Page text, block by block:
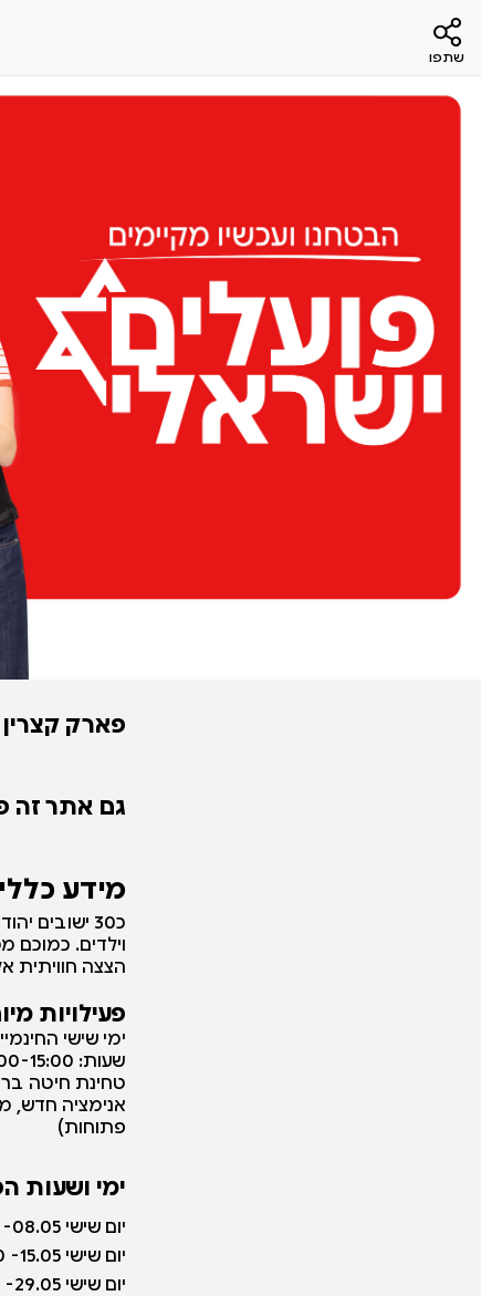
שתפו
פארק
גם אתר זה
מידע
כ30
וילדים.
הצצה חוויתית אל
פעילויות
ימי שישי
שעות: 09:00-15:00
טחינת חיטה
אנימציה חדש,
פתוחות)
ימי ושעות
יום שישי 08.05- 09:00-15:00
יום שישי 15.05- 09:00-15:00
יום שישי 29.05- 09:00-15:00